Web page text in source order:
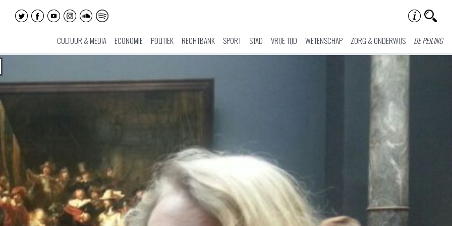
CULTUUR & MEDIA ECONOMIE POLITIEK RECHTBANK SPORT STAD VRIJE TIJD WETENSCHAP ZORG & ONDERWIJS DE PEILING